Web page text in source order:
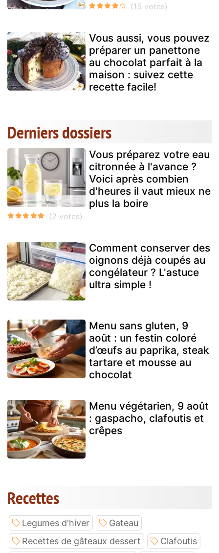
Vous aussi, vous pouvez
préparer un panettone
au chocolat parfait à la
maison : suivez cette
recette facile!
Derniers dossiers
Vous préparez votre eau
citronnée à l'avance ?
Voici après combien
d'heures il vaut mieux ne
plus la boire
Comment conserver des
oignons déjà coupés au
congélateur ? L'astuce
ultra simple !
Menu sans gluten, 9
août : un festin coloré
d’œufs au paprika, steak
tartare et mousse au
chocolat
Menu végétarien, 9 août
: gaspacho, clafoutis et
crêpes
Recettes
Legumes d'hiver
Gateau
Recettes de gâteaux dessert
Clafoutis